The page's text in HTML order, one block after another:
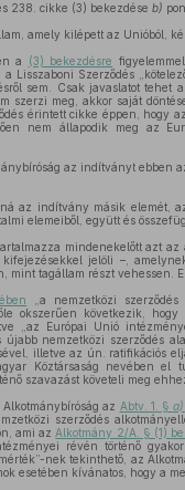
238. cikke (3) bekezdése b)
amely kilépett az Unióból,
a
(3) bekezdésre
Lisszaboni Szerződés
sem. Csak javaslatot tehet
szerzi meg, akkor saját
érintett cikke éppen, hogy
nem állapodik meg az
az indítványt ebben
az indítvány másik elemét,
elemeiből, együtt és
mindenekelőtt azt az
kifejezésekkel jelöli –,
mint tagállam részt vehessen.
„a nemzetközi
okszerűen következik,
„az Európai Unió
újabb nemzetközi szerződés
illetve az ún. ratifikációs
Köztársaság nevében el
szavazást követeli meg
az Abtv. 1. §a)
szerződés
ami az Alkotmány 2/A. § (1)
révén történő
nek tekinthető, az
esetében kívánatos, hogy a